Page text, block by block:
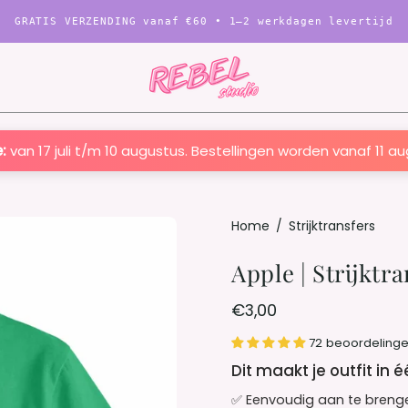
GRATIS VERZENDING vanaf€60 • 1–2 werkdagen levertijd
van 17 juli t/m 10 augustus. Bestellingen worden vanaf 11
Lightbox
Home / Strijktransfers
Apple |
€3,00
72
Dit maakt je outfit in
✅ Eenvoudig aan te